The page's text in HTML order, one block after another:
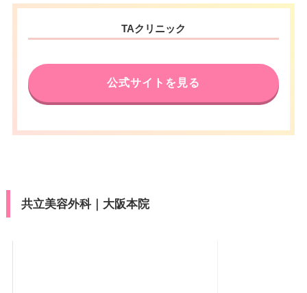
TAクリニック
公式サイトを見る
共立美容外科｜大阪本院